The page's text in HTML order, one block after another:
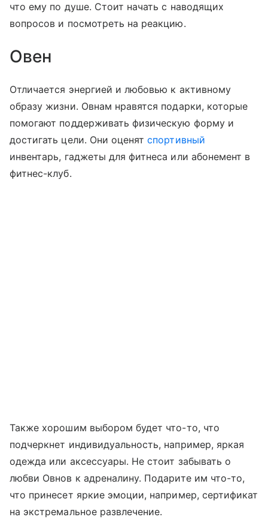
что ему по душе. Стоит начать с наводящих
вопросов и посмотреть на реакцию.
Овен
Отличается энергией и любовью к активному
образу жизни. Овнам нравятся подарки, которые
помогают поддерживать физическую форму и
достигать цели. Они оценятспортивный
инвентарь, гаджеты для фитнеса или абонемент в
фитнес-клуб.
Также хорошим выбором будет что-то, что
подчеркнет индивидуальность, например, яркая
одежда или аксессуары. Не стоит забывать о
любви Овнов к адреналину. Подарите им что-то,
что принесет яркие эмоции, например, сертификат
на экстремальное развлечение.